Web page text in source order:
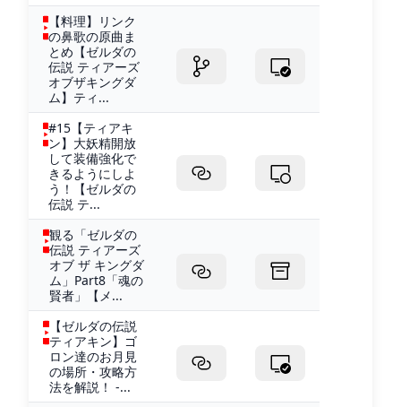
【料理】リンク
の鼻歌の原曲ま
とめ【ゼルダの
伝説 ティアーズ
オブザキングダ
ム】ティ...
#15【ティアキ
ン】大妖精開放
して装備強化で
きるようにしよ
う！【ゼルダの
伝説 テ...
観る「ゼルダの
伝説 ティアーズ
オブ ザ キングダ
ム」Part8「魂の
賢者」【メ...
【ゼルダの伝説
ティアキン】ゴ
ロン達のお月見
の場所・攻略方
法を解説！ -...